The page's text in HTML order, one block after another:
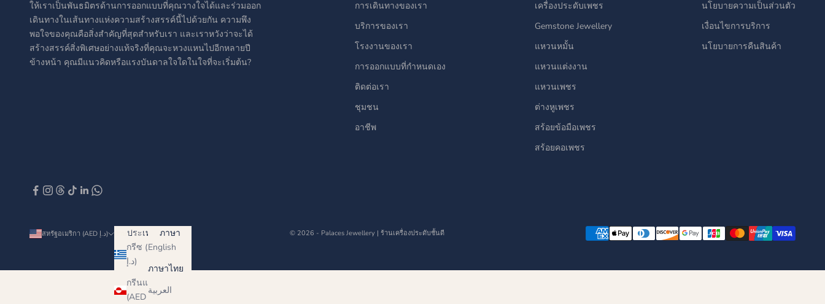
ให้เราเป็นพันธมิตรด้านการออกแบบที่คุณวางใจได้และร่วมออก
เดินทางในเส้นทางแห่งความสร้างสรรค์นี้ไปด้วยกัน ความพึง
พอใจของคุณคือสิ่งสำคัญที่สุดสำหรับเรา และเราหวังว่าจะได้
สร้างสรรค์สิ่งพิเศษอย่างแท้จริงที่คุณจะหวงแหนไปอีกหลายปี
ข้างหน้า คุณมีแนวคิดหรือแรงบันดาลใจใดในใจที่จะเริ่มต้น?
การเดินทางของเรา
บริการของเรา
โรงงานของเรา
การออกแบบที่กำหนดเอง
ติดต่อเรา
ชุมชน
อาชีพ
เครื่องประดับเพชร
Gemstone Jewellery
แหวนหมั้น
แหวนแต่งงาน
แหวนเพชร
ต่างหูเพชร
สร้อยข้อมือเพชร
สร้อยคอเพชร
นโยบายความเป็นส่วนตัว
เงื่อนไขการบริการ
นโยบายการคืนสินค้า
สหรัฐอเมริกา (AED د.إ)
ประเทศ
กรีซ (AED
د.إ)
กรีนแลนด์
(AED د.إ)
ภาษาไทย
ภาษา
English
ภาษาไทย
العربية
© 2026 - Palaces Jewellery | ร้านเครื่องประดับชั้นดี